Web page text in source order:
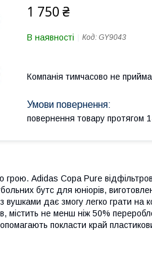
1 750 ₴
В наявності Код: GY9043
Компанія тимчасово не
повернення товару протягом
грою. Adidas Copa Pure
бутс для юніорів,
вушками дає змогу легко грати
містить не менш ніж 50%
покласти край